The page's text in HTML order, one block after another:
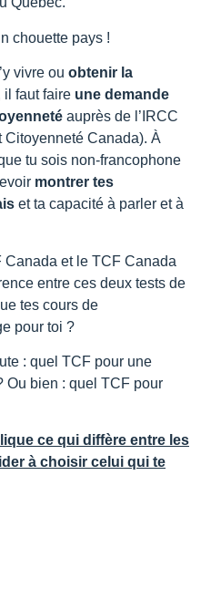
chouette pays !
vivre ou obtenir la
il faut faire une demande
auprès de l’IRCC
Citoyenneté Canada). À
tu sois non-francophone
montrer tes
et ta capacité à parler et à
Canada et le TCF Canada
entre ces deux tests de
tes cours de
pour toi ?
: quel TCF pour une
Ou bien : quel TCF pour
ce qui diffère entre les
à choisir celui qui te